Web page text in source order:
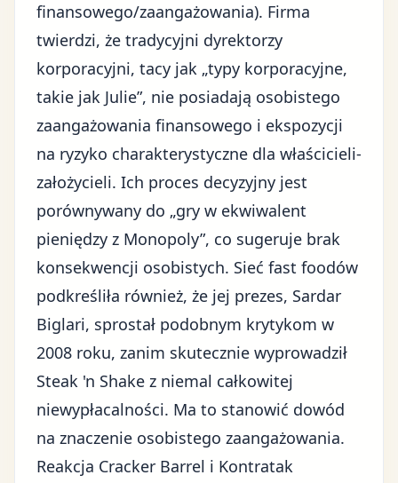
finansowego/zaangażowania). Firma
twierdzi, że tradycyjni dyrektorzy
korporacyjni, tacy jak „typy korporacyjne,
takie jak Julie”, nie posiadają osobistego
zaangażowania finansowego i ekspozycji
na ryzyko charakterystyczne dla właścicieli-
założycieli. Ich proces decyzyjny jest
porównywany do „gry w ekwiwalent
pieniędzy z Monopoly”, co sugeruje brak
konsekwencji osobistych. Sieć fast foodów
podkreśliła również, że jej prezes, Sardar
Biglari, sprostał podobnym krytykom w
2008 roku, zanim skutecznie wyprowadził
Steak 'n Shake z niemal całkowitej
niewypłacalności. Ma to stanowić dowód
na znaczenie osobistego zaangażowania.
Reakcja Cracker Barrel i Kontratak